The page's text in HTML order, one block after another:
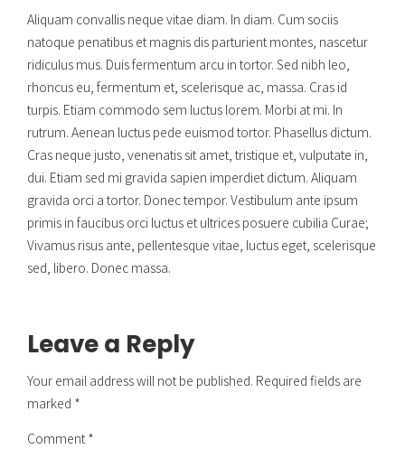
Aliquam convallis neque vitae diam. In diam. Cum sociis
natoque penatibus et magnis dis parturient montes, nascetur
ridiculus mus. Duis fermentum arcu in tortor. Sed nibh leo,
rhoncus eu, fermentum et, scelerisque ac, massa. Cras id
turpis. Etiam commodo sem luctus lorem. Morbi at mi. In
rutrum. Aenean luctus pede euismod tortor. Phasellus dictum.
Cras neque justo, venenatis sit amet, tristique et, vulputate in,
dui. Etiam sed mi gravida sapien imperdiet dictum. Aliquam
gravida orci a tortor. Donec tempor. Vestibulum ante ipsum
primis in faucibus orci luctus et ultrices posuere cubilia Curae;
Vivamus risus ante, pellentesque vitae, luctus eget, scelerisque
sed, libero. Donec massa.
Leave a Reply
Your email address will not be published. Required fields are
marked *
Comment*